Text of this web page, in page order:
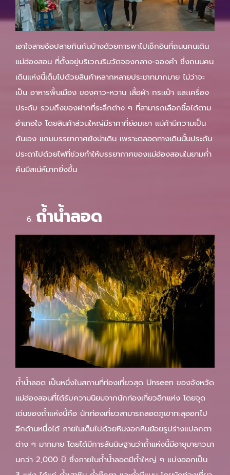
เอาใจสายช้อปสายกินกันบ้างด้วยการพาไปเช็กอินที่ถนนคนเดิน
แม่ฮ่องสอน ที่ตั้งอยู่บริเวณริมวัดจองกลาง-จองคำ ซึ่งถนนคน
เดินแห่งนี้เต็มไปด้วยสินค้าหลากหลายประเภทมากมาย ไม่ว่าจะ
เป็น อาหารพื้นเมือง ของคาว-หวาน เสื้อผ้า กระเป๋า และเครื่อง
ประดับ รวมถึงของฝากที่ระลึกต่าง ๆ ที่สามารถเลือกซื้อได้ตาม
อำเภอใจ โดยสินค้าส่วนใหญ่มีราคาที่ย่อมเยา แม่ค้ามีความเป็น
กันเอง แถมบรรยากาศยังน่าเดิน เพราะตลอดทางเดินนั้นประดับ
ประดาไปด้วยไฟที่ช่วยทำให้บรรยากาศของแม่ฮ่องสอนในยามค่ำ
คืนมีสเน่ห์มากยิ่งขึ้น
ถ้ำน้ำลอด
ถ้ำน้ำลอด เป็นหนึ่งในสถานที่ท่องเที่ยวสุด Unseen ของจังหวัด
แม่ฮ่องสอนที่ได้รับความนิยมจากนักท่องเที่ยวอีกแห่ง โดยจุด
เด่นของถ้ำแห่งนี้คือ นักท่องเที่ยวสามารถลอดภูเขาทะลุออกไป
อีกด้านหนึ่งได้ ภายในเต็มไปด้วยหินงอกหินย้อยรูปร่างแปลกตา
ต่าง ๆ มากมาย โดยได้มีการสันนิษฐานว่าถ้ำแห่งนี้มีอายุมายาวนา
นกว่า 2,000 ปี ซึ่งภายในถ้ำน้ำลอดมีถ้ำใหญ่ ๆ แบ่งออกเป็น